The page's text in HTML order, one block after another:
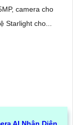
công nghệ Starlight cho...